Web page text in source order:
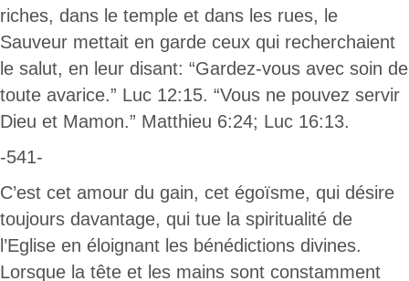
riches, dans le temple et dans les rues, le
Sauveur mettait en garde ceux qui recherchaient
le salut, en leur disant: “Gardez-vous avec soin de
toute avarice.” Luc 12:15. “Vous ne pouvez servir
Dieu et Mamon.” Matthieu 6:24; Luc 16:13.
-541-
C’est cet amour du gain, cet égoïsme, qui désire
toujours davantage, qui tue la spiritualité de
l’Eglise en éloignant les bénédictions divines.
Lorsque la tête et les mains sont constamment